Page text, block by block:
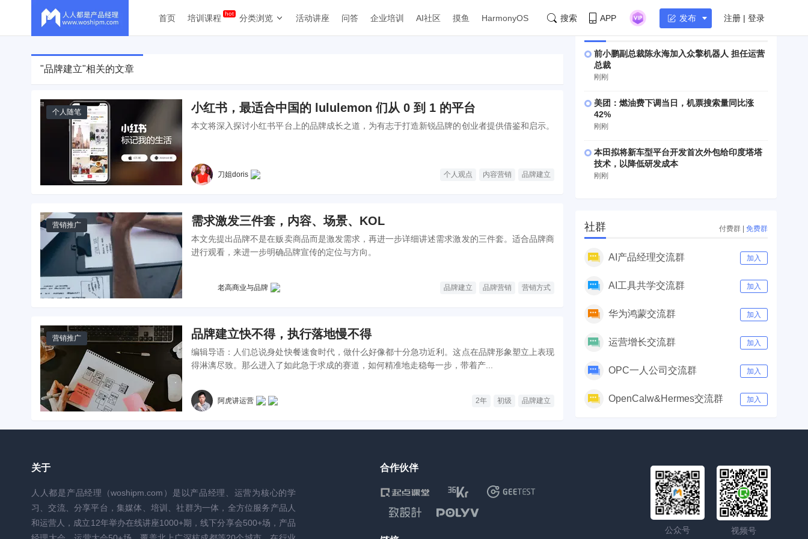
首页 培训课程 分类浏览 活动讲座 问答 企业培训 AI社区 摸鱼 HarmonyOS 搜索 APP 发布 注册 | 登录
"品牌建立"相关的文章
个人随笔 小红书，最适合中国的 lululemon 们从 0 到 1 的平台
本文将深入探讨小红书平台上的品牌成长之道，为有志于打造新锐品牌的创业者提供借鉴和启示。
刀姐doris 个人观点 内容营销 品牌建立
营销推广 需求激发三件套，内容、场景、KOL
本文先提出品牌不是在贩卖商品而是激发需求，再进一步详细讲述需求激发的三件套。适合品牌商
进行观看，来进一步明确品牌宣传的定位与方向。
老高商业与品牌 品牌建立 品牌营销 营销方式
营销推广 品牌建立快不得，执行落地慢不得
编辑导语：人们总说身处快餐速食时代，做什么好像都十分急功近利。这点在品牌形象塑立上表现
得淋漓尽致。那么进入了如此急于求成的赛道，如何精准地走稳每一步，带着产...
阿虎讲运营 2年 初级 品牌建立
前小鹏副总裁陈永海加入众擎机器人 担任运营
总裁
刚刚
美团：燃油费下调当日，机票搜索量同比涨
42%
刚刚
本田拟将新车型平台开发首次外包给印度塔塔
技术，以降低研发成本
刚刚
社群 付费群 | 免费群
AI产品经理交流群 加入
AI工具共学交流群 加入
华为鸿蒙交流群 加入
运营增长交流群 加入
OPC一人公司交流群 加入
OpenCalw&Hermes交流群 加入
关于
人人都是产品经理（woshipm.com）是以产品经理、运营为核心的学
习、交流、分享平台，集媒体、培训、社群为一体，全方位服务产品人
和运营人，成立12年举办在线讲座1000+期，线下分享会500+场，产品
合作伙伴
公众号 视频号